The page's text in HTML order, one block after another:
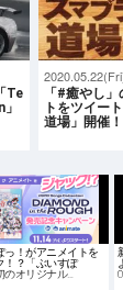
Te
「#癒やし
トをツイー
道場」開催！
っ！がアニメイトを
！？「ぶいすぽ
のオリジナル…